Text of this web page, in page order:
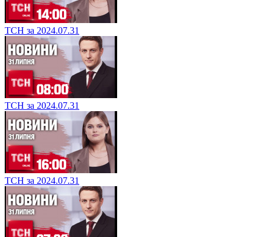
ТСН за 2024.07.31
ТСН за 2024.07.31
ТСН за 2024.07.31